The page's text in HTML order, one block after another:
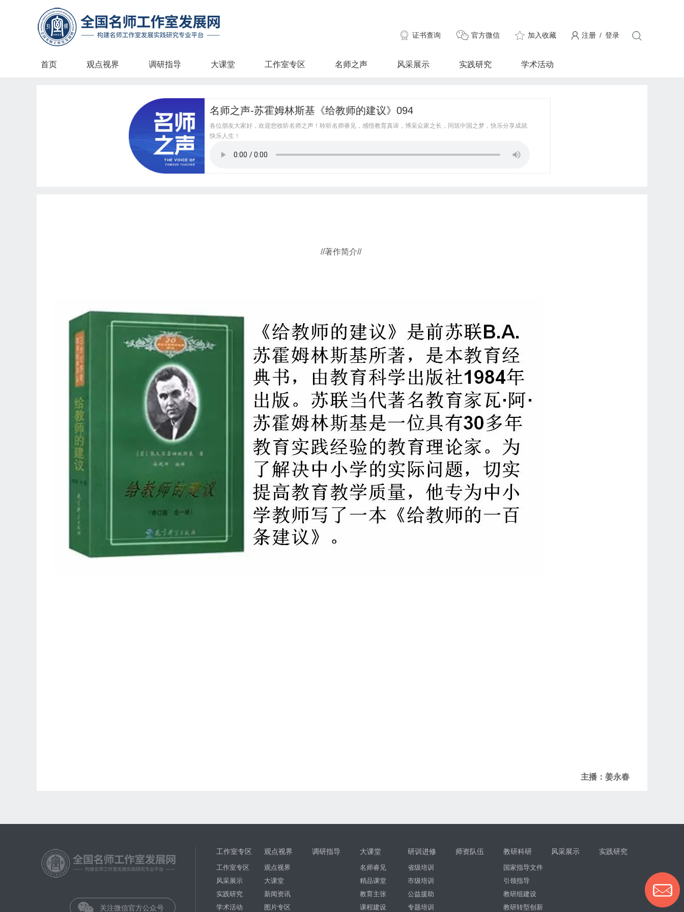
证书查询 官方微信 加入收藏 注册 / 登录
首页 观点视界 调研指导 大课堂 工作室专区 名师之声 风采展示 实践研究 学术活动
名师之声-苏霍姆林斯基《给教师的建议》094
各位朋友大家好，欢迎您收听名师之声！聆听名师睿见，感悟教育真谛，博采众家之长，同筑中国之梦，快乐分享成就
快乐人生！
//著作简介//
主播：姜永春
关注微信官方公众号
工作室专区
工作室专区
风采展示
实践研究
学术活动
观点视界
观点视界
大课堂
新闻资讯
图片专区
调研指导 大课堂
名师睿见
精品课堂
教育主张
课程建设
研训进修
省级培训
市级培训
公益援助
专题培训
师资队伍 教研科研
国家指导文件
引领指导
教研组建设
教研转型创新
风采展示 实践研究